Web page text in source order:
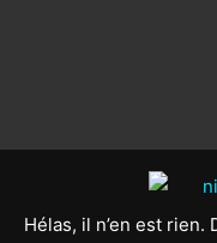
Hélas, il n’en est